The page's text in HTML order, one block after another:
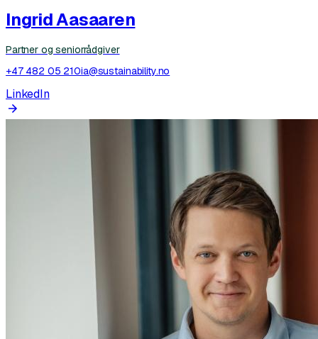
Ingrid Aasaaren
Partner og seniorrådgiver
+47 482 05 210ia@sustainability.no
LinkedIn